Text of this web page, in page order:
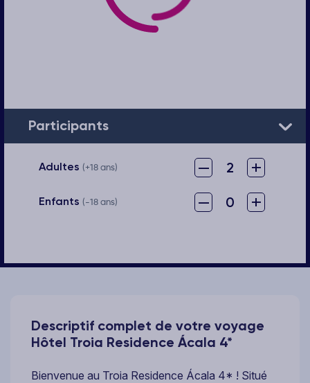
Participants
Adultes (+18 ans) – 2 +
Enfants (-18 ans) – 0 +
Descriptif complet de votre voyage
Hôtel Troia Residence Ácala 4*
Bienvenue au Troia Residence Ácala 4* ! Situé